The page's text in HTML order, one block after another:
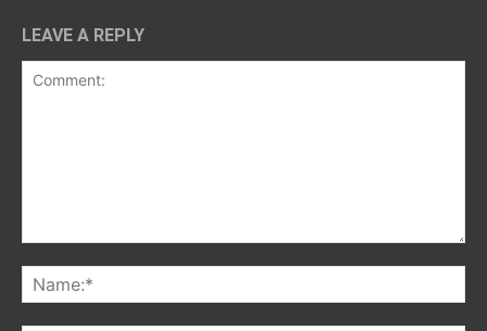
LEAVE A REPLY